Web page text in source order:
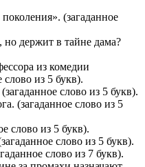
(загаданное
но держит в тайне дама?
из комедии
из 5 букв).
слово из 5 букв).
(загаданное слово из 5
слово из 5 букв).
слово из 5 букв).
слово из 7 букв).